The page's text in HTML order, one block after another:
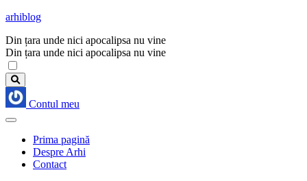
arhiblog
Din țara unde nici apocalipsa nu vine
Din țara unde nici apocalipsa nu vine
Contul meu
Prima pagină
Despre Arhi
Contact